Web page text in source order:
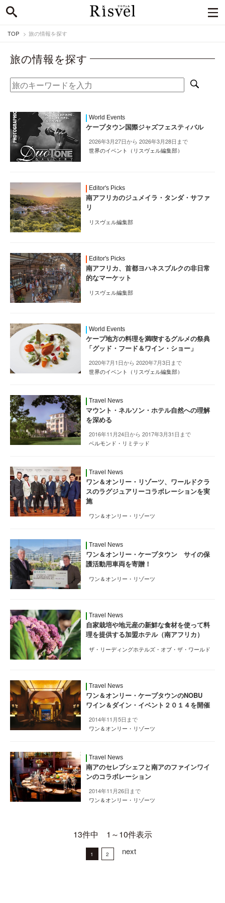
TOP 旅の情報を探す
旅の情報を探す
World Events
ケープタウン国際ジャズフェスティバル
2026年3月27日から 2026年3月28日まで
世界のイベント（リスヴェル編集部）
Editor's Picks
南アフリカのジュメイラ・タンダ・サファ
リ
リスヴェル編集部
Editor's Picks
南アフリカ、首都ヨハネスブルクの非日常
的なマーケット
リスヴェル編集部
World Events
ケープ地方の料理を満喫するグルメの祭典
「グッド・フード＆ワイン・ショー」
2020年7月1日から 2020年7月3日まで
世界のイベント（リスヴェル編集部）
Travel News
マウント・ネルソン・ホテル自然への理解
を深める
2016年11月24日から 2017年3月31日まで
ベルモンド・リミテッド
Travel News
ワン＆オンリー・リゾーツ、ワールドクラ
スのラグジュアリーコラボレーションを実
施
ワン＆オンリー・リゾーツ
Travel News
ワン＆オンリー・ケープタウン サイの保
護活動用車両を寄贈！
ワン＆オンリー・リゾーツ
Travel News
自家栽培や地元産の新鮮な食材を使って料
理を提供する加盟ホテル（南アフリカ）
ザ・リーディングホテルズ・オブ・ザ・ワールド
Travel News
ワン＆オンリー・ケープタウンのNOBU
ワイン＆ダイン・イベント２０１４を開催
2014年11月5日まで
ワン＆オンリー・リゾーツ
Travel News
南アのセレブシェフと南アのファインワイ
ンのコラボレーション
2014年11月26日まで
ワン＆オンリー・リゾーツ
13件中 1～10件表示
1 2 next